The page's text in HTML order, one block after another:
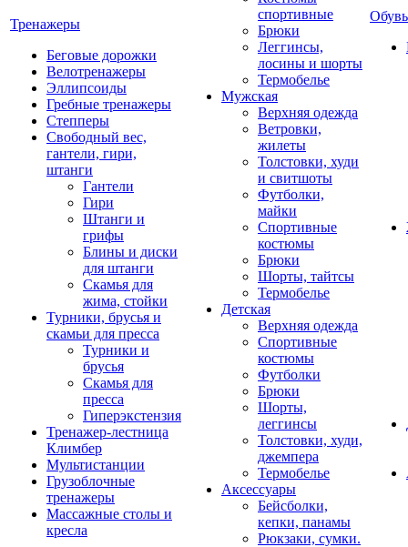
Тренажеры
Беговые дорожки
Велотренажеры
Эллипсоиды
Гребные тренажеры
Степперы
Свободный вес,
гантели, гири,
штанги
Гантели
Гири
Штанги и
грифы
Блины и диски
для штанги
Скамья для
жима, стойки
Турники, брусья и
скамьи для пресса
Турники и
брусья
Скамья для
пресса
Гиперэкстензия
Тренажер-лестница
Климбер
Мультистанции
Грузоблочные
тренажеры
Массажные столы и
кресла
спортивные
Брюки
Леггинсы,
лосины и шорты
Термобелье
Мужская
Верхняя одежда
Ветровки,
жилеты
Толстовки, худи
и свитшоты
Футболки,
майки
Спортивные
костюмы
Брюки
Шорты, тайтсы
Термобелье
Детская
Верхняя одежда
Спортивные
костюмы
Футболки
Брюки
Шорты,
леггинсы
Толстовки, худи,
джемпера
Термобелье
Аксессуары
Бейсболки,
кепки, панамы
Рюкзаки, сумки.
Обувь